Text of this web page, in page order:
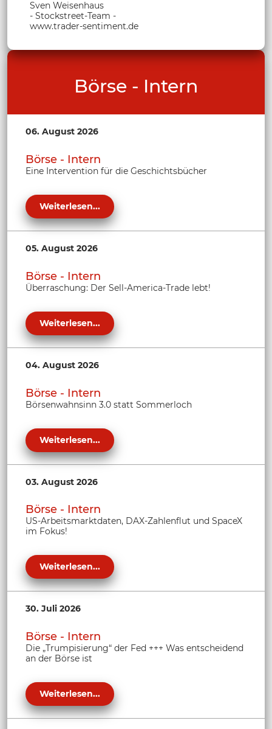
Sven Weisenhaus
- Stockstreet-Team -
www.trader-sentiment.de
Börse - Intern
06. August 2026
Börse - Intern
Eine Intervention für die Geschichtsbücher
Weiterlesen...
05. August 2026
Börse - Intern
Überraschung: Der Sell-America-Trade lebt!
Weiterlesen...
04. August 2026
Börse - Intern
Börsenwahnsinn 3.0 statt Sommerloch
Weiterlesen...
03. August 2026
Börse - Intern
US-Arbeitsmarktdaten, DAX-Zahlenflut und SpaceX
im Fokus!
Weiterlesen...
30. Juli 2026
Börse - Intern
Die „Trumpisierung“ der Fed +++ Was entscheidend
an der Börse ist
Weiterlesen...